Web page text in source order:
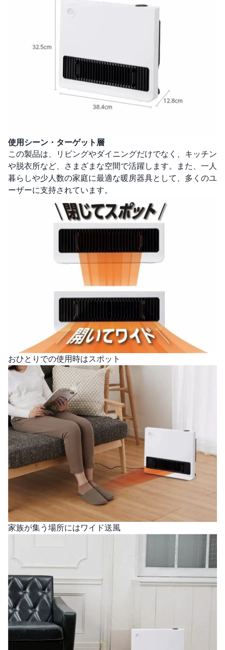
使用シーン・ターゲット層
この製品は、リビングやダイニングだけでなく、キッチン
や脱衣所など、さまざまな空間で活躍します。また、一人
暮らしや少人数の家庭に最適な暖房器具として、多くのユ
ーザーに支持されています。
おひとりでの使用時はスポット
家族が集う場所にはワイド送風